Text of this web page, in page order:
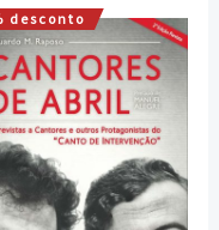
desconto
O
preço
original
era:
8,00 €.
O
preço
atual
é:
7,20 €.